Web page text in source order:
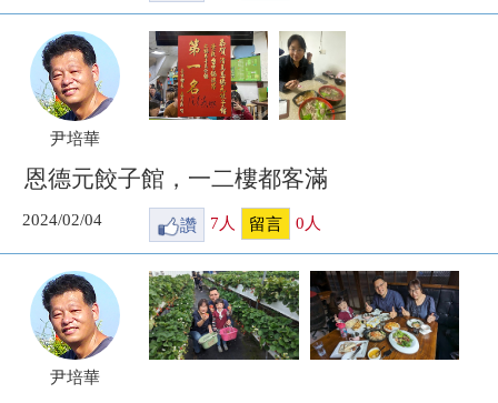
尹培華
恩德元餃子館，一二樓都客滿
2024/02/04 讚 7 人 留言 0 人
尹培華